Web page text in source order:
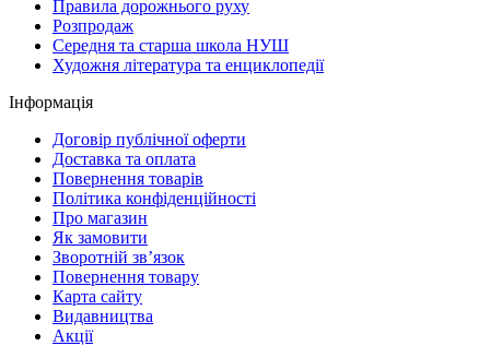
Правила дорожнього руху
Розпродаж
Середня та старша школа НУШ
Художня література та енциклопедії
Інформація
Договір публічної оферти
Доставка та оплата
Повернення товарів
Політика конфіденційності
Про магазин
Як замовити
Зворотній зв’язок
Повернення товару
Карта сайту
Видавництва
Акції